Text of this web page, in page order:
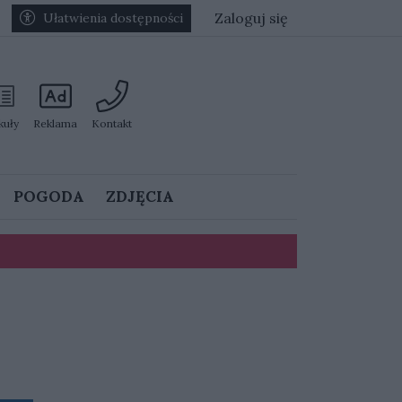
Ułatwienia dostępności Zaloguj się
Reklama Kontakt
POGODA ZDJĘCIA